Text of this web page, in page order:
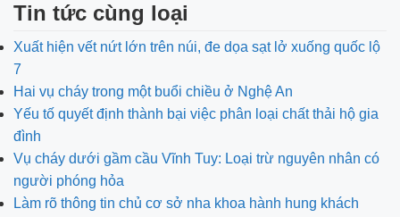
Tin tức cùng loại
Xuất hiện vết nứt lớn trên núi, đe dọa sạt lở xuống quốc lộ
7
Hai vụ cháy trong một buổi chiều ở Nghệ An
Yếu tố quyết định thành bại việc phân loại chất thải hộ gia
đình
Vụ cháy dưới gầm cầu Vĩnh Tuy: Loại trừ nguyên nhân có
người phóng hỏa
Làm rõ thông tin chủ cơ sở nha khoa hành hung khách